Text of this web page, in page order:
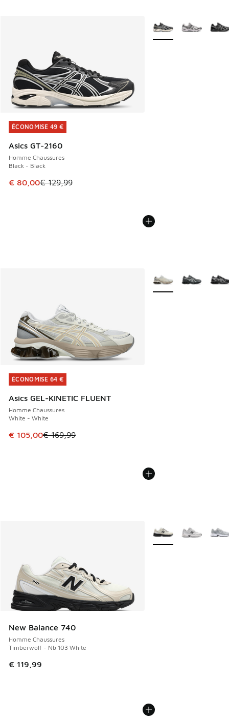
ÉCONOMISE 49 €
Asics GT-2160
Homme Chaussures
Black - Black
Cet article est en promotion. Prix en baisse de € 129,99 à
€ 80,00€ 129,99
ÉCONOMISE 49 €
Plus de couleurs
ÉCONOMISE 64 €
Asics GEL-KINETIC FLUENT
Homme Chaussures
White - White
Cet article est en promotion. Prix en baisse de € 169,99 à
€ 105,00€ 169,99
ÉCONOMISE 64 €
Plus de couleurs
New Balance 740
Homme Chaussures
Timberwolf - Nb 103 White
€ 119,99
Plus de couleurs